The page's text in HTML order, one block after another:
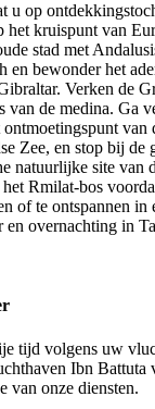
u op
het kruispunt van
stad met
en bewonder het
Verken de
van de medina. Ga
van
Zee, en stop bij de
natuurlijke site van
Rmilat-bos
of te ontspannen in
en overnachting in
tijd volgens uw
Ibn Battuta
van onze diensten.